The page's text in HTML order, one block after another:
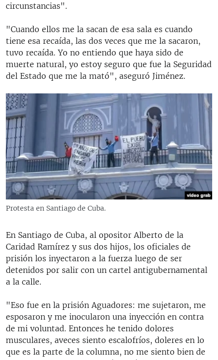
circunstancias".
"Cuando ellos me la sacan de esa sala es cuando
tiene esa recaída, las dos veces que me la sacaron,
tuvo recaída. Yo no entiendo que haya sido de
muerte natural, yo estoy seguro que fue la Seguridad
del Estado que me la mató", aseguró Jiménez.
Protesta en Santiago de Cuba.
En Santiago de Cuba, al opositor Alberto de la
Caridad Ramírez y sus dos hijos, los oficiales de
prisión los inyectaron a la fuerza luego de ser
detenidos por salir con un cartel antigubernamental
a la calle.
"Eso fue en la prisión Aguadores: me sujetaron, me
esposaron y me inocularon una inyección en contra
de mi voluntad. Entonces he tenido dolores
musculares, aveces siento escalofríos, doleres en lo
que es la parte de la columna, no me siento bien de